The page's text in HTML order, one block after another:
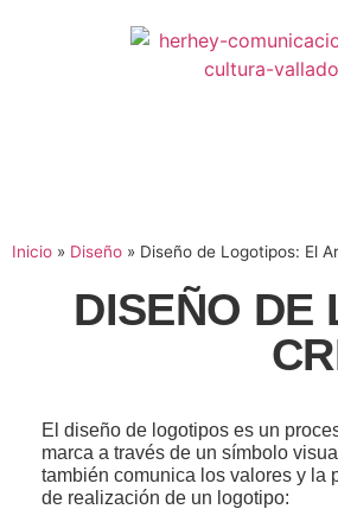
Inicio » Diseño » Diseño de Logotipos: El
DISEÑO DE
El diseño de logotipos es un
marca a través de un símbolo
también comunica los valores y la
de realización de un logotipo: